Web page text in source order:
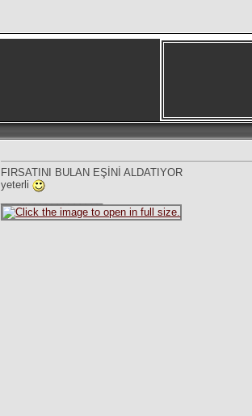
FIRSATINI BULAN EŞİNİ ALDATIYOR
yeterli